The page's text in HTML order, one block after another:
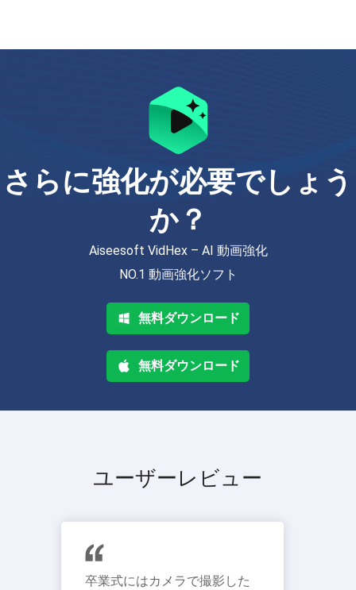
さらに強化が必要でしょう
か？
Aiseesoft VidHex – AI 動画強化
NO.1 動画強化ソフト
無料ダウンロード
無料ダウンロード
ユーザーレビュー
卒業式にはカメラで撮影した